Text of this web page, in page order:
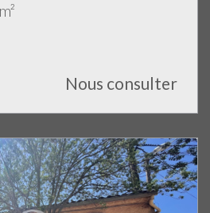
Nous consulter